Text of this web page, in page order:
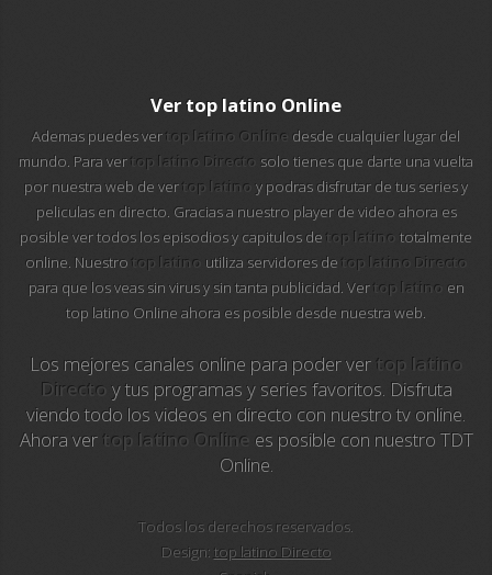
13 max digital
13 tv
24 corren
24 krim
24-7 los simpson
24-7 los simpson hd
25 televisio
Ver top latino Online
Ademas puedes vertop latino Online desde cualquier lugar del
mundo. Para vertop latino Directo solo tienes que darte una vuelta
por nuestra web de vertop latino y podras disfrutar de tus series y
peliculas en directo. Gracias a nuestro player de video ahora es
posible ver todos los episodios y capitulos de top latino totalmente
online. Nuestro top latino utiliza servidores de top latino Directo
para que los veas sin virus y sin tanta publicidad. Vertop latino en
top latino Online ahora es posible desde nuestra web.
Los mejores canales online para poder ver top latino
Directo y tus programas y series favoritos. Disfruta
viendo todo los videos en directo con nuestro tv online.
Ahora ver top latino Online es posible con nuestro TDT
Online.
Todos los derechos reservados.
Design: top latino Directo